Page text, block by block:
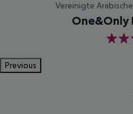
Vereinigte
One&Only
5
Previous